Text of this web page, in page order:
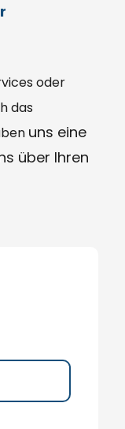
oder
das
uns eine
über Ihren